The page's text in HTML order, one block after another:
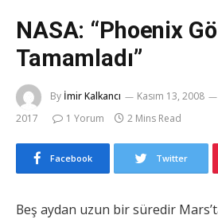
NASA: “Phoenix
Tamamladı”
By İmir Kalkancı Kasım 13, 2008
2017
1 Yorum 2 Mins Read
Facebook Twitter
Beş aydan uzun bir süredir